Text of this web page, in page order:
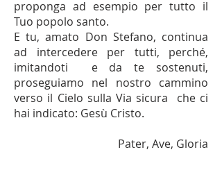
proponga ad esempio per tutto il
Tuo popolo santo.
E tu, amato Don Stefano, continua
ad intercedere per tutti, perché,
imitandoti e da te sostenuti,
proseguiamo nel nostro cammino
verso il Cielo sulla Via sicura che ci
hai indicato: Gesù Cristo.
Pater, Ave, Gloria